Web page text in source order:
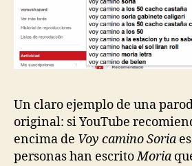
Un claro ejemplo de una
original: si YouTube
encima de Voy camino Soria
personas han escritoMoria